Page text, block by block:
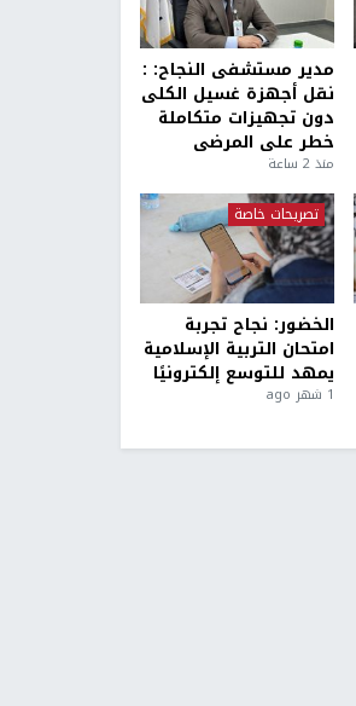
مدير مستشفى النجاح: :
نقل أجهزة غسيل الكلى
دون تجهيزات متكاملة
خطر على المرضى
منذ 2 ساعة
تصريحات خاصة
الخضور: نجاح تجربة
امتحان التربية الإسلامية
يمهد للتوسع إلكترونيًا
1 شهر ago